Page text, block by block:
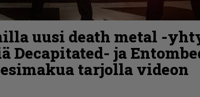
uusi death metal -
Decapitated- ja
tarjolla videon